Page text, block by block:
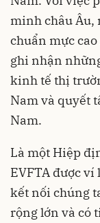
minh châu
chuẩn mực
ghi nhận
kinh tế thị
Nam và quyết
Nam.
Là một Hiệp
EVFTA được ví
kết nối chúng
rộng lớn và có